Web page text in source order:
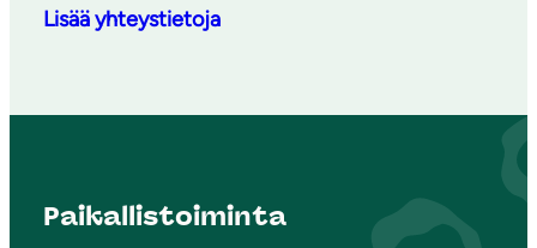
Lisää yhteystietoja
Paikallistoiminta